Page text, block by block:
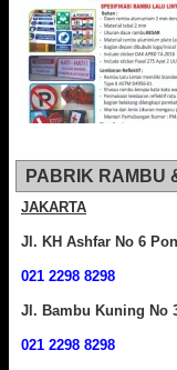
PABRIK RAMBU
JAKARTA
Jl. KH Ashfar No 6
021 2298 8298
Jl. Bambu Kuning No
021 2298 8298